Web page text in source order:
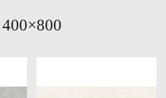
400×800